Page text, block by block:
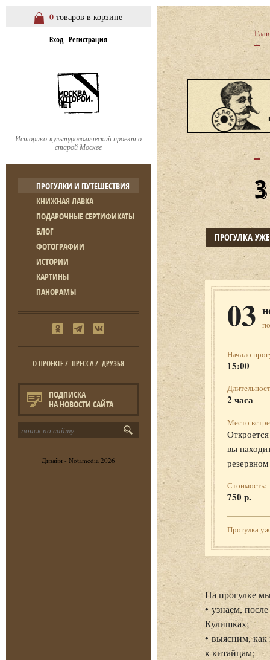
0 товаров в корзине
Вход Регистрация
Историко-культурологический проект о
старой Москве
ПРОГУЛКИ И ПУТЕШЕСТВИЯ
КНИЖНАЯ ЛАВКА
ПОДАРОЧНЫЕ СЕРТИФИКАТЫ
БЛОГ
ФОТОГРАФИИ
ИСТОРИИ
КАРТИНЫ
ПАНОРАМЫ
О ПРОЕКТЕ/ ПРЕССА/ ДРУЗЬЯ
ПОДПИСКА
НА НОВОСТИ САЙТА
Дизайн - Notamedia 2026
ПРОГУЛКА
03
Начало
15:00
2 часа
Место
вы
Стоимость:
750 р.
Прогулка
На прогулке
• узнаем,
Кулишках;
• выясним, как
к китайцам;